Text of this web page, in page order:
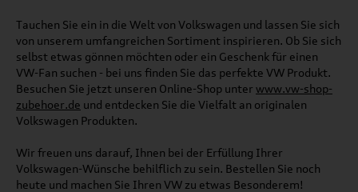
Tauchen Sie ein in die Welt von Volkswagen und lassen Sie sich
von unserem umfangreichen Sortiment inspirieren. Ob Sie sich
selbst etwas gönnen möchten oder ein Geschenk für einen
VW-Fan suchen - bei uns finden Sie das perfekte VW Produkt.
Besuchen Sie jetzt unseren Online-Shop unter www.vw-shop-
zubehoer.de und entdecken Sie die Vielfalt an originalen
Volkswagen Produkten.
Wir freuen uns darauf, Ihnen bei der Erfüllung Ihrer
Volkswagen-Wünsche behilflich zu sein. Bestellen Sie noch
heute und machen Sie Ihren VW zu etwas Besonderem!